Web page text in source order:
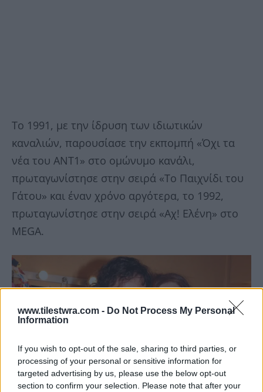
www.tilestwra.com - Do Not Process My Personal
Information
If you wish to opt-out of the sale, sharing to third parties, or
processing of your personal or sensitive information for
targeted advertising by us, please use the below opt-out
section to confirm your selection. Please note that after your
Το 1991, με την ίδρυση των ιδιωτικών
καναλιών, παρουσίασε την εκπομπή «Όχι τα
νέα του ΑΝΤ1» στο ομώνυμο κανάλι,
πρωταγωνίστησε στην σειρά «Το Παιχνίδι του
Γάτου» και έναν χρόνο αργότερα, το 1992,
πρωταγωνίστησε στην σειρά «Αχ! Ελένη» στο
MEGA.